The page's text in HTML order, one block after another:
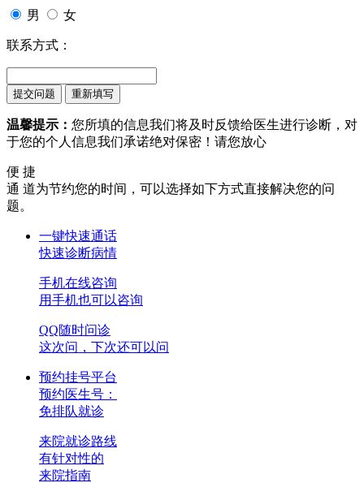
男 女
联系方式：
温馨提示： 您所填的信息我们将及时反馈给医生进行诊断，对
于您的个人信息我们承诺绝对保密！请您放心
便 捷
通 道为节约您的时间，可以选择如下方式直接解决您的问
题。
一键快速通话
快速诊断病情
手机在线咨询
用手机也可以咨询
QQ随时问诊
这次问，下次还可以问
预约挂号平台
预约医生号：
免排队就诊
来院就诊路线
有针对性的
来院指南